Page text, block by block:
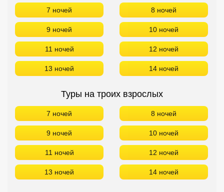
7 ночей 8 ночей
9 ночей 10 ночей
11 ночей 12 ночей
13 ночей 14 ночей
Туры на троих взрослых
7 ночей 8 ночей
9 ночей 10 ночей
11 ночей 12 ночей
13 ночей 14 ночей
ТОП 10 недорогих отелей
5*
Лучшие отели 4* звезды
Недорогие отели 4*
звезды
Лучшие отели 3* звезды
Недорогие отели 3*
звезды
Сетевые отели Турции
Сетевые отели Египта